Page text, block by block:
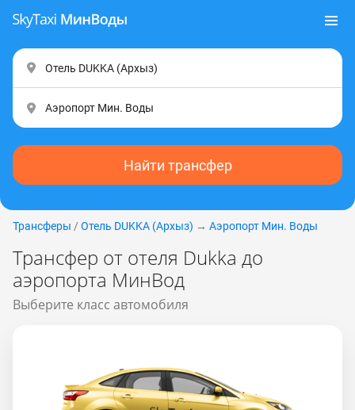
Найти трансфер
Трансферы / Отель DUKKA (Apxыз) → Аэропорт Мин. Воды
Трансфер от отеля Dukka до
аэропорта МинВод
Выберите класс автомобиля